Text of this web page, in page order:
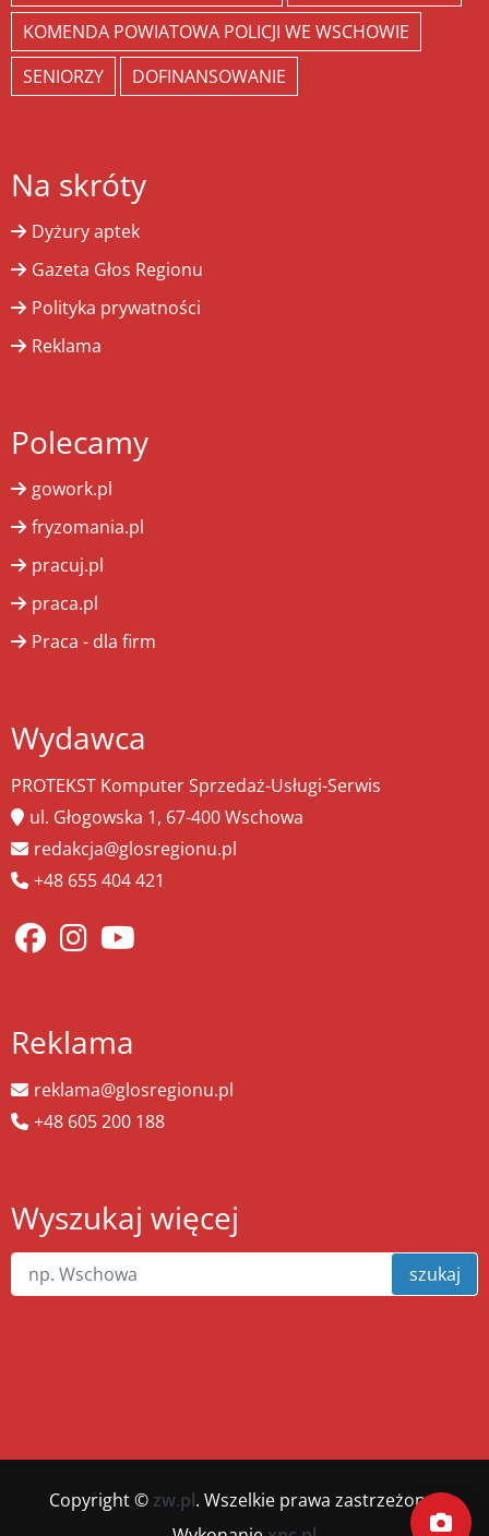
KOMENDA POWIATOWA POLICJI WE WSCHOWIE
SENIORZY
DOFINANSOWANIE
Na skróty
Dyżury aptek
Gazeta Głos Regionu
Polityka prywatności
Reklama
Polecamy
gowork.pl
fryzomania.pl
pracuj.pl
praca.pl
Praca - dla firm
Wydawca
PROTEKST Komputer Sprzedaż-Usługi-Serwis
ul. Głogowska 1, 67-400 Wschowa
redakcja@glosregionu.pl
+48 655 404 421
Reklama
reklama@glosregionu.pl
+48 605 200 188
Wyszukaj więcej
szukaj
Copyright © zw.pl. Wszelkie prawa zastrzeżone.